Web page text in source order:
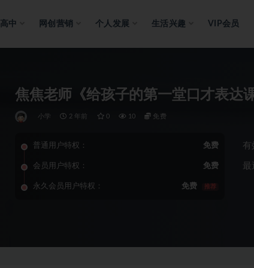
高中 网创营销 个人发展 生活兴趣 VIP会员
焦焦老师《给孩子的第一堂口才表达
小学 2 年前 0 10 免费
普通用户特权： 免费
会员用户特权： 免费
永久会员用户特权： 免费 推荐
有
最